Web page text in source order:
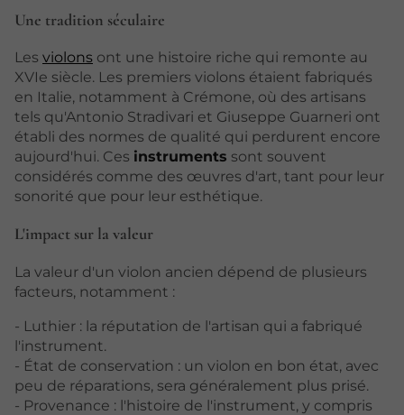
Une tradition séculaire
Les violons ont une histoire riche qui remonte au
XVIe siècle. Les premiers violons étaient fabriqués
en Italie, notamment à Crémone, où des artisans
tels qu'Antonio Stradivari et Giuseppe Guarneri ont
établi des normes de qualité qui perdurent encore
aujourd'hui. Ces instruments sont souvent
considérés comme des œuvres d'art, tant pour leur
sonorité que pour leur esthétique.
L'impact sur la valeur
La valeur d'un violon ancien dépend de plusieurs
facteurs, notamment :
- Luthier : la réputation de l'artisan qui a fabriqué
l'instrument.
- État de conservation : un violon en bon état, avec
peu de réparations, sera généralement plus prisé.
- Provenance : l'histoire de l'instrument, y compris